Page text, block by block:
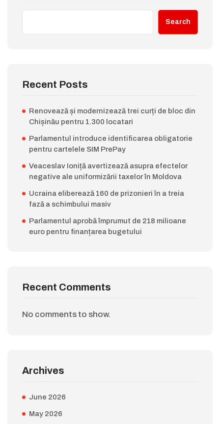
Search
Recent Posts
Renovează și modernizează trei curți de bloc din
Chișinău pentru 1.300 locatari
Parlamentul introduce identificarea obligatorie
pentru cartelele SIM PrePay
Veaceslav Ioniță avertizează asupra efectelor
negative ale uniformizării taxelor în Moldova
Ucraina eliberează 160 de prizonieri în a treia
fază a schimbului masiv
Parlamentul aprobă împrumut de 218 milioane
euro pentru finanțarea bugetului
Recent Comments
No comments to show.
Archives
June 2026
May 2026